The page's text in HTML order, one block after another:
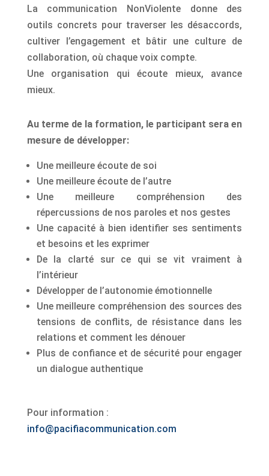
La communication NonViolente donne des
outils concrets pour traverser les désaccords,
cultiver l’engagement et bâtir une culture de
collaboration, où chaque voix compte.
Une organisation qui écoute mieux, avance
mieux.
Au terme de la formation, le participant sera en
mesure de développer:
Une meilleure écoute de soi
Une meilleure écoute de l’autre
Une meilleure compréhension des
répercussions de nos paroles et nos gestes
Une capacité à bien identifier ses sentiments
et besoins et les exprimer
De la clarté sur ce qui se vit vraiment à
l’intérieur
Développer de l’autonomie émotionnelle
Une meilleure compréhension des sources des
tensions de conflits, de résistance dans les
relations et comment les dénouer
Plus de confiance et de sécurité pour engager
un dialogue authentique
Pour information :
info@pacifiacommunication.com